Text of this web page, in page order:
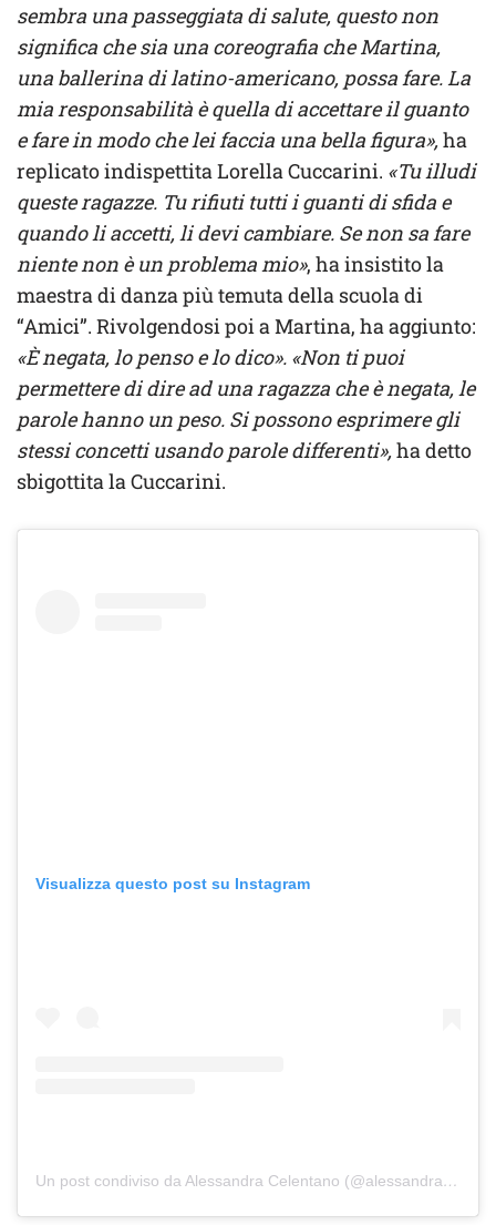
sembra una passeggiata di salute, questo non
significa che sia una coreografia che Martina,
una ballerina di latino-americano, possa fare. La
mia responsabilità è quella di accettare il guanto
e fare in modo che lei faccia una bella figura»,ha
replicato indispettita Lorella Cuccarini. «Tu illudi
queste ragazze. Tu rifiuti tutti i guanti di sfida e
quando li accetti, li devi cambiare. Se non sa fare
niente non è un problema mio», ha insistito la
maestra di danza più temuta della scuola di
“Amici”. Rivolgendosi poi a Martina, ha aggiunto:
«È negata, lo penso e lo dico». «Non ti puoi
permettere di dire ad una ragazza che è negata, le
parole hanno un peso. Si possono esprimere gli
stessi concetti usando parole differenti»,ha detto
sbigottita la Cuccarini.
Visualizza questo post su Instagram
Un post condiviso da Alessandra Celentano (@alessandra.celentano)